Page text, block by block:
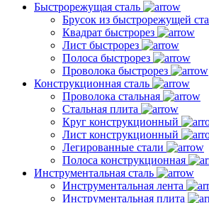
Быстрорежущая сталь
Брусок из быстрорежущей
Квадрат быстрорез
Лист быстрорез
Полоса быстрорез
Проволока быстрорез
Конструкционная сталь
Проволока стальная
Стальная плита
Круг конструкционный
Лист конструкционный
Легированные стали
Полоса конструкционная
Инструментальная сталь
Инструментальная лента
Инструментальная плита